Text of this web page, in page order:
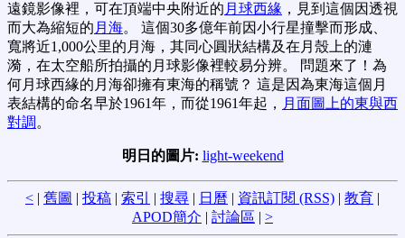
遠鏡影像裡，可在頂端中央附近的 月球西緣 ，見到這個因透視
而大為縮短的 月海。 這個30多億年前因小行星撞擊而形成、
寬將近1,000公里的月海，其同心圓狀結構及在月殼上的漣
漪，在太空船所拍攝的月球影像裡較易分辨。 問題來了！為
何月球西緣的月海卻擁有東海的稱號？ 這是因為東海這個月
表結構的命名早於1961年，而從1961年起， 月面圖上的東與西
對調 。
明日的圖片: light-weekend
< | 舊圖 | 投稿 | 索引 | 搜尋 | 日曆 | 資訊訂閱 (RSS) | 教育 |
APOD簡介 | 討論區 | >